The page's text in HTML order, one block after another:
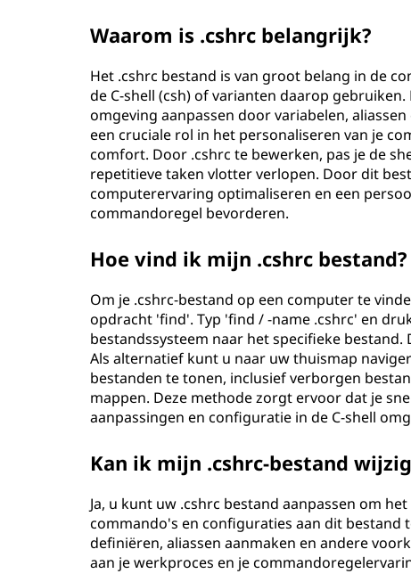
Waarom is .cshrc belangrijk?
Het .cshrc bestand is van groot belang in de
de C-shell (csh) of varianten daarop
omgeving aanpassen door variabelen,
een cruciale rol in het personaliseren van je
comfort. Door .cshrc te bewerken, pas je de
repetitieve taken vlotter verlopen. Door dit
computerervaring optimaliseren en een
commandoregel bevorderen.
Hoe vind ik mijn .cshrc bestand?
Om je .cshrc-bestand op een computer te
opdracht 'find'. Typ 'find / -name .cshrc' en
bestandssysteem naar het specifieke
Als alternatief kunt u naar uw thuismap
bestanden te tonen, inclusief verborgen
mappen. Deze methode zorgt ervoor dat je
aanpassingen en configuratie in de C-shell
Kan ik mijn .cshrc-bestand
Ja, u kunt uw .cshrc bestand aanpassen om
commando's en configuraties aan dit bestand
definiëren, aliassen aanmaken en andere
aan je werkproces en je